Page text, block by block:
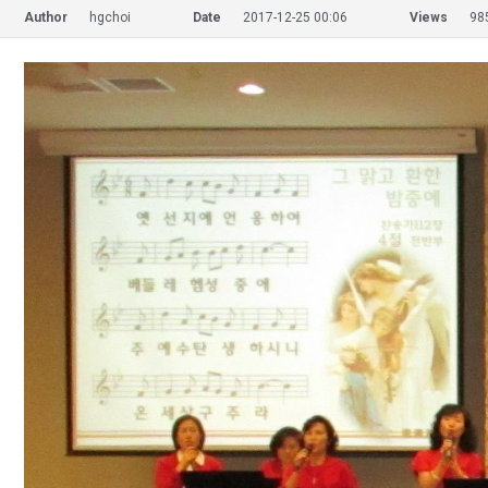
Author hgchoi Date 2017-12-25 00:06 Views